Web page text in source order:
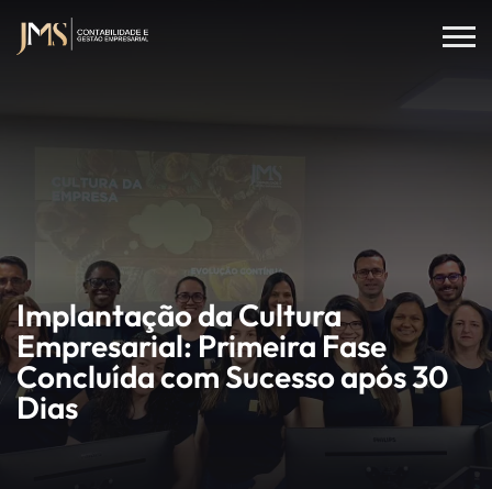
Implantação da Cultura
Empresarial: Primeira Fase
Concluída com Sucesso após 30
Dias